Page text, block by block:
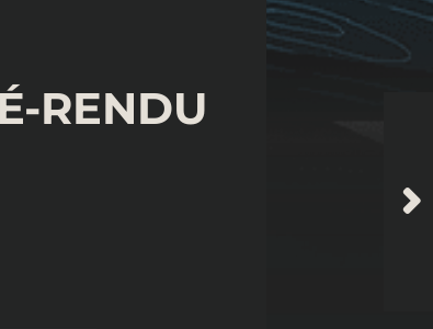
RENDU